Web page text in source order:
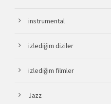
instrumental
izlediğim diziler
izlediğim filmler
Jazz